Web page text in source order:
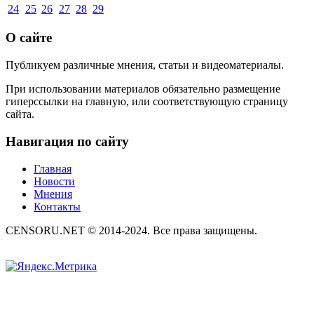
24 25 26 27 28 29
О сайте
Публикуем различные мнения, статьи и видеоматериалы.
При использовании материалов обязательно размещение
гиперссылки на главную, или соответствующую страницу
сайта.
Навигация по сайту
Главная
Новости
Мнения
Контакты
CENSORU.NET © 2014-2024. Все права защищены.